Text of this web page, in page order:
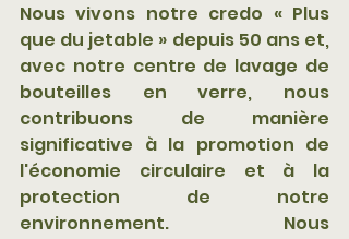
Nous vivons notre credo « Plus
que du jetable » depuis 50 ans et,
avec notre centre de lavage de
bouteilles en verre, nous
contribuons de manière
significative à la promotion de
l'économie circulaire et à la
protection de notre
environnement. Nous